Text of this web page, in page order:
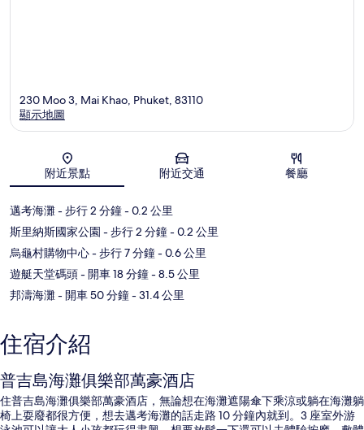
地圖
230 Moo 3, Mai Khao, Phuket, 83110
顯示地圖
附近景點 附近交通 餐廳
邁考海灘- 步行 2 分鐘- 0.2 公里
斯里納斯國家公園 - 步行 2 分鐘- 0.2 公里
烏龜村購物中心- 步行 7 分鐘- 0.6 公里
遊艇天堂碼頭- 開車 18 分鐘- 8.5 公里
邦濤海灘- 開車 50 分鐘- 31.4 公里
住宿介紹
普吉島海灘俱樂部萬豪酒店
住普吉島海灘俱樂部萬豪酒店，無論想在海灘遮陽傘下乘涼或躺在海灘躺
椅上耍廢都很方便，想去邁考海灘的話走路 10 分鐘內就到。3 座室外游